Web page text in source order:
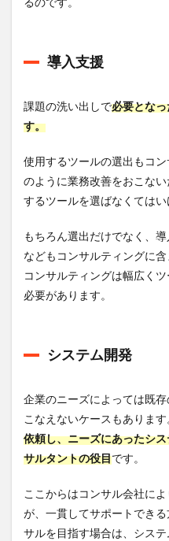
サル
ティ
9.2
株式
会社
9.3
会社
DXコ
ンサ
ルテ
ィン
DXコ
ンサ
ント
への
転職
はデ
ジレ
カが
す
導入支援
課題の洗い出しで必要とな
す。
使用するツールの選出もコ
のように業務改善をおこな
するツールを選ばなくてはい
もちろん選出だけでなく、
などもコンサルティングに
コンサルティングは幅広く
必要があります。
システム開発
企業のニーズによっては既
こなえないケースもありま
依頼し、ニーズにあったシ
サルタントの役目です。
ここからはコンサル会社に
が、一貫してサポートでき
サルを目指す場合は、シス